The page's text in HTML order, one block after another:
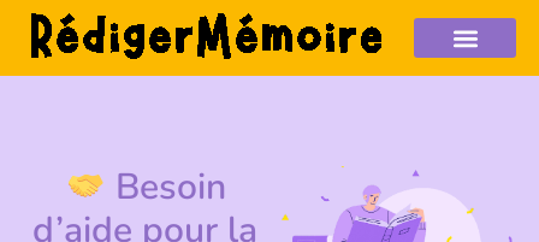
Besoin
d’aide pour la